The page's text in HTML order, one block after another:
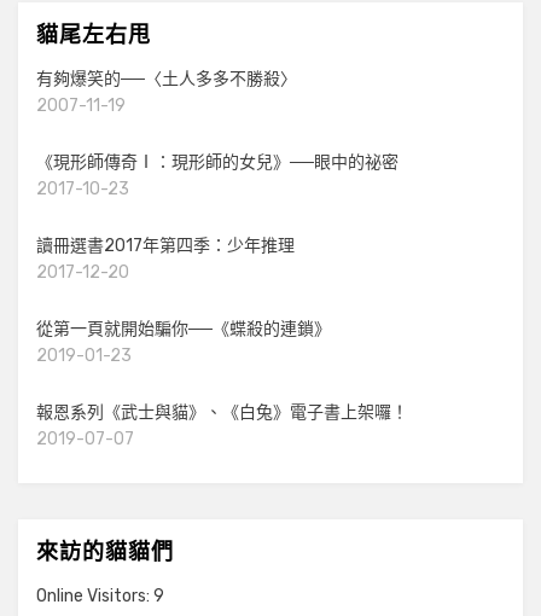
貓尾左右甩
有夠爆笑的──〈土人多多不勝殺〉
2007-11-19
《現形師傳奇Ⅰ：現形師的女兒》──眼中的祕密
2017-10-23
讀冊選書2017年第四季：少年推理
2017-12-20
從第一頁就開始騙你──《蝶殺的連鎖》
2019-01-23
報恩系列《武士與貓》、《白兔》電子書上架囉！
2019-07-07
來訪的貓貓們
Online Visitors: 9